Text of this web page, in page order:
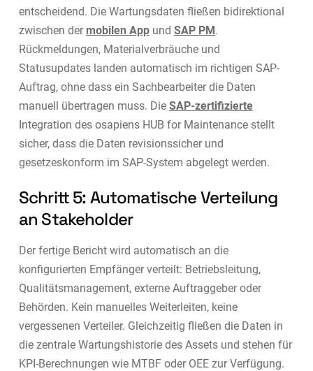
entscheidend. Die Wartungsdaten fließen bidirektional
zwischen der mobilen Appund SAP PM.
Rückmeldungen, Materialverbräuche und
Statusupdates landen automatisch im richtigen SAP-
Auftrag, ohne dass ein Sachbearbeiter die Daten
manuell übertragen muss. Die SAP-zertifizierte
Integration des osapiens HUB for Maintenance stellt
sicher, dass die Daten revisionssicher und
gesetzeskonform im SAP-System abgelegt werden.
Schritt 5: Automatische Verteilung
an Stakeholder
Der fertige Bericht wird automatisch an die
konfigurierten Empfänger verteilt: Betriebsleitung,
Qualitätsmanagement, externe Auftraggeber oder
Behörden. Kein manuelles Weiterleiten, keine
vergessenen Verteiler. Gleichzeitig fließen die Daten in
die zentrale Wartungshistorie des Assets und stehen für
KPI-Berechnungen wie MTBF oder OEE zur Verfügung.